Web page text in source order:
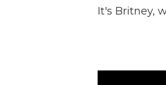
It's Britney,